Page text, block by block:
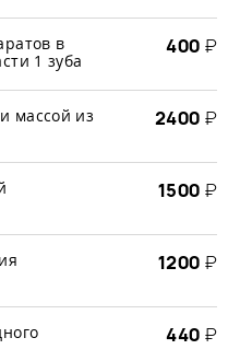
в
1 зуба
400 ₽
массой из
2400 ₽
1500 ₽
1200 ₽
440 ₽